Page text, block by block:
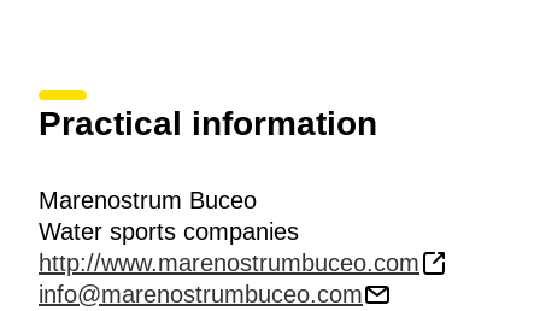
Practical information
Marenostrum Buceo
Water sports companies
http://www.marenostrumbuceo.com
info@marenostrumbuceo.com